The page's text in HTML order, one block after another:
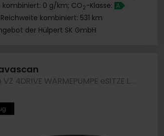
kombiniert: 0 g/km; CO2-Klasse: A
kombiniert: 531 km
der Hülpert SK GmbH
Tavascan VZ 4DRIVE WÄRMEPUMPE eSITZE LEDER PANO